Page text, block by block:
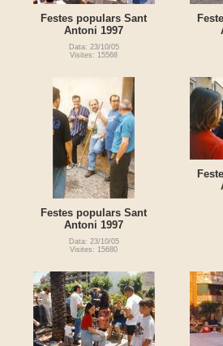
Festes populars Sant
Antoni 1997
Data: 23/10/05
Visites: 15568
Festes populars Sant
Antoni 1997
Data: 23/10/05
Visites: 15680